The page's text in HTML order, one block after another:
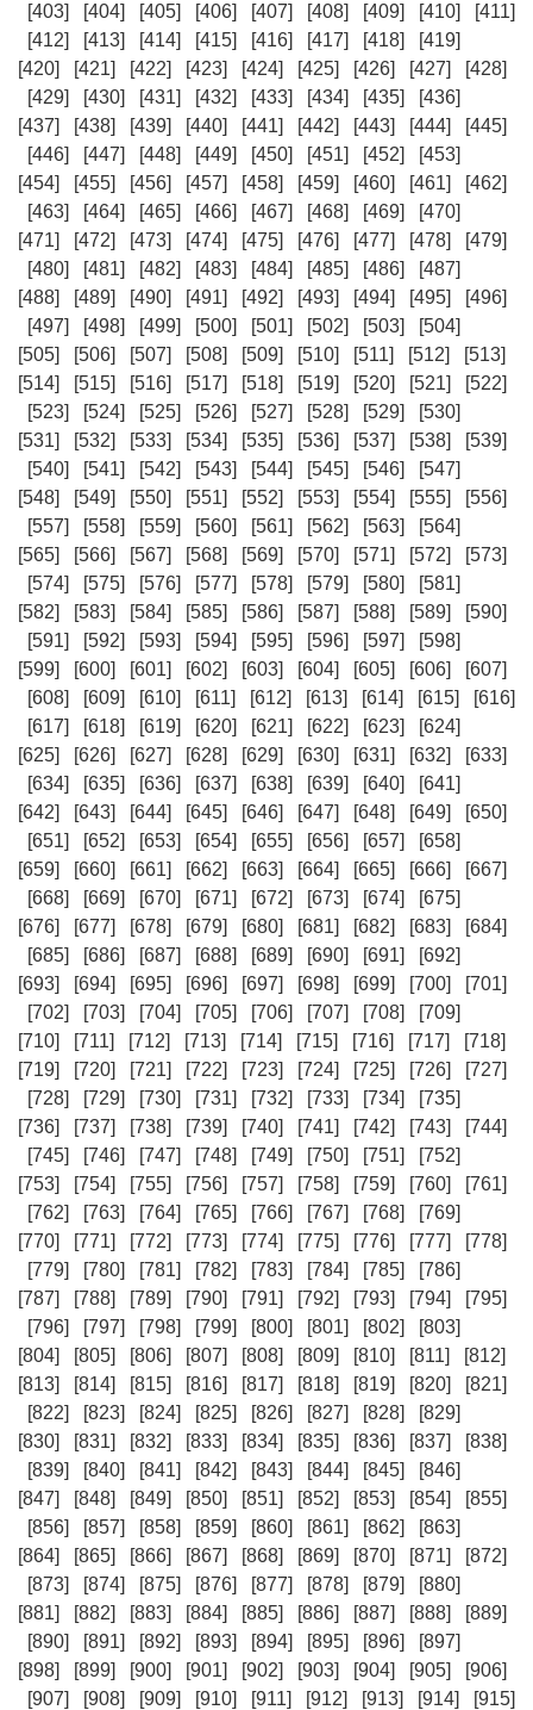
[403]
[404] [405] [406] [407] [408] [409] [410]
[411]
[412]
[413] [414] [415] [416] [417] [418]
[419]
[420]
[421] [422] [423] [424] [425] [426] [427]
[428]
[429]
[430] [431] [432] [433] [434] [435]
[436]
[437]
[438] [439] [440] [441] [442] [443] [444]
[445]
[446]
[447] [448] [449] [450] [451] [452]
[453]
[454]
[455] [456] [457] [458] [459] [460] [461]
[462]
[463]
[464] [465] [466] [467] [468] [469]
[470]
[471]
[472] [473] [474] [475] [476] [477] [478]
[479]
[480]
[481] [482] [483] [484] [485] [486]
[487]
[488]
[489] [490] [491] [492] [493] [494] [495]
[496]
[497]
[498] [499] [500] [501] [502] [503]
[504]
[505]
[506] [507] [508] [509] [510] [511] [512]
[513]
[514]
[515] [516] [517] [518] [519] [520] [521]
[522]
[523]
[524] [525] [526] [527] [528] [529]
[530]
[531]
[532] [533] [534] [535] [536] [537] [538]
[539]
[540]
[541] [542] [543] [544] [545] [546]
[547]
[548]
[549] [550] [551] [552] [553] [554] [555]
[556]
[557]
[558] [559] [560] [561] [562] [563]
[564]
[565]
[566] [567] [568] [569] [570] [571] [572]
[573]
[574]
[575] [576] [577] [578] [579] [580]
[581]
[582]
[583] [584] [585] [586] [587] [588] [589]
[590]
[591]
[592] [593] [594] [595] [596] [597]
[598]
[599]
[600] [601] [602] [603] [604] [605] [606]
[607]
[608]
[609] [610] [611] [612] [613] [614] [615]
[616]
[617]
[618] [619] [620] [621] [622] [623]
[624]
[625]
[626] [627] [628] [629] [630] [631] [632]
[633]
[634]
[635] [636] [637] [638] [639] [640]
[641]
[642]
[643] [644] [645] [646] [647] [648] [649]
[650]
[651]
[652] [653] [654] [655] [656] [657]
[658]
[659]
[660] [661] [662] [663] [664] [665] [666]
[667]
[668]
[669] [670] [671] [672] [673] [674]
[675]
[676]
[677] [678] [679] [680] [681] [682] [683]
[684]
[685]
[686] [687] [688] [689] [690] [691]
[692]
[693]
[694] [695] [696] [697] [698] [699] [700]
[701]
[702]
[703] [704] [705] [706] [707] [708]
[709]
[710]
[711] [712] [713] [714] [715] [716] [717]
[718]
[719]
[720] [721] [722] [723] [724] [725] [726]
[727]
[728]
[729] [730] [731] [732] [733] [734]
[735]
[736]
[737] [738] [739] [740] [741] [742] [743]
[744]
[745]
[746] [747] [748] [749] [750] [751]
[752]
[753]
[754] [755] [756] [757] [758] [759] [760]
[761]
[762]
[763] [764] [765] [766] [767] [768]
[769]
[770]
[771] [772] [773] [774] [775] [776] [777]
[778]
[779]
[780] [781] [782] [783] [784] [785]
[786]
[787]
[788] [789] [790] [791] [792] [793] [794]
[795]
[796]
[797] [798] [799] [800] [801] [802]
[803]
[804]
[805] [806] [807] [808] [809] [810] [811]
[812]
[813]
[814] [815] [816] [817] [818] [819] [820]
[821]
[822]
[823] [824] [825] [826] [827] [828]
[829]
[830]
[831] [832] [833] [834] [835] [836] [837]
[838]
[839]
[840] [841] [842] [843] [844] [845]
[846]
[847]
[848] [849] [850] [851] [852] [853] [854]
[855]
[856]
[857] [858] [859] [860] [861] [862]
[863]
[864]
[865] [866] [867] [868] [869] [870] [871]
[872]
[873]
[874] [875] [876] [877] [878] [879]
[880]
[881]
[882] [883] [884] [885] [886] [887] [888]
[889]
[890]
[891] [892] [893] [894] [895] [896]
[897]
[898]
[899] [900] [901] [902] [903] [904] [905]
[906]
[907]
[908] [909] [910] [911] [912] [913] [914] [915]